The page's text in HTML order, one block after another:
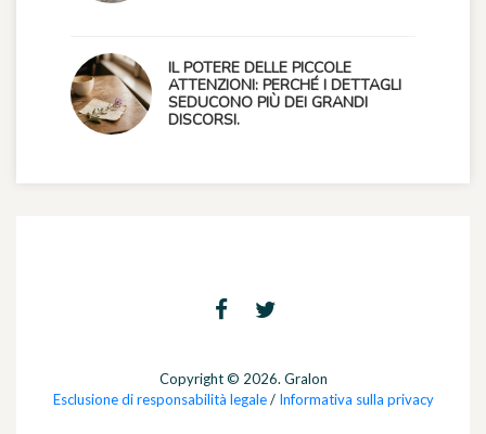
IL POTERE DELLE PICCOLE
ATTENZIONI: PERCHÉ I DETTAGLI
SEDUCONO PIÙ DEI GRANDI
DISCORSI.
Copyright © 2026. Gralon
Esclusione di responsabilità legale/ Informativa sulla privacy